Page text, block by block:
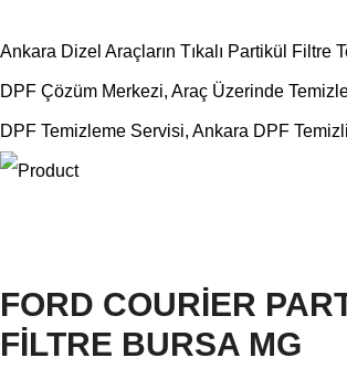
Ankara Dizel Araçların Tıkalı Partikül Filtre
DPF Çözüm Merkezi, Araç Üzerinde
DPF Temizleme Servisi, Ankara DPF
FORD COURİER
FİLTRE BURSA MG